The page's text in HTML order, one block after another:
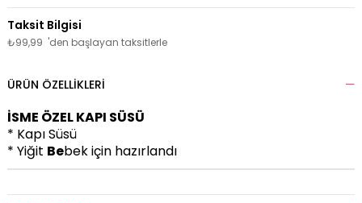
₺99,99 'den başlayan taksitlerle
ÜRÜN ÖZELLIKLERI
İSME ÖZEL KAPI SÜSÜ
* Kapı Süsü
* Yiğit Bebek için hazırlandı